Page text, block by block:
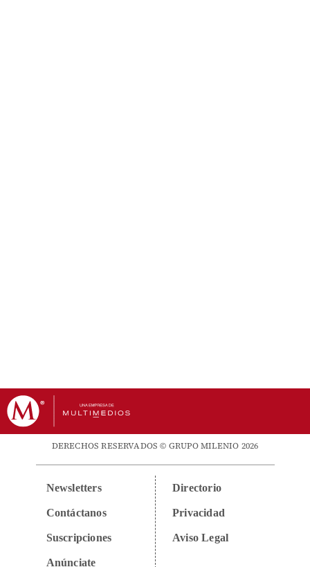
DERECHOS RESERVADOS © GRUPO MILENIO 2026
Newsletters
Contáctanos
Suscripciones
Anúnciate
Directorio
Privacidad
Aviso Legal